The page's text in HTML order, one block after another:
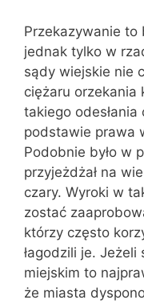
Przekazywanie to
jednak tylko w
sądy wiejskie nie
ciężaru orzekania
takiego odesłania
podstawie prawa
Podobnie było w
przyjeżdżał na
czary. Wyroki w
zostać
którzy często
łagodzili je.
miejskim to
że miasta